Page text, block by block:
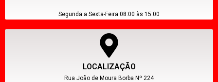
Segunda a Sexta-Feira 08:00 às 15:00
LOCALIZAÇÃO
Rua João de Moura Borba Nº 224